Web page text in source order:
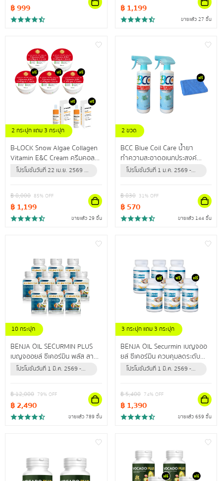
฿999 ฿1,199
ขายแล้ว 27 ชิ้น
2 กระปุก แถม 3 กระปุก
แถม เซรั่มวิตซี 2 ขวด
B-LOCK Snow Algae Collagen
Vitamin E&C Cream ครีมคอล
ลาเจนเข้มข้น เผยผิวกระชับเต่งตึง
โปรโมชั่นวันที่ 22 เม.ย. 2569 -
฿8,000 85% OFF
฿1,199
ขายแล้ว 29 ชิ้น
2 ขวด
แถม ผ้าไมโครไฟเบอร์ 1 ผืน
BCC Blue Coil Care น้ำยา
ทำความสะอาดอเนกประสงค์
สำหรับล้างแอร์ ใช้ทำความสะอาด
โปรโมชั่นวันที่ 1 ม.ค. 2569 -
฿830 31% OFF
฿570
ขายแล้ว 144 ชิ้น
10 กระปุก
BENJA OIL SECURMIN PLUS
เบญจออยล์ ซีเคอร์มิน พลัส สาร
สกัดจากธรรมชาติสูงสุด 12 ชนิด
โปรโมชั่นวันที่ 1 มี.ค. 2569 -
฿12,000 79% OFF
฿2,490
ขายแล้ว 789 ชิ้น
3 กระปุก แถม 3 กระปุก
BENJA OIL Securmin เบญจออ
ยล์ ซีเคอร์มิน ควบคุมลดระดับ
คอเลสเตอรอล ป้องกันข้อเข่าเสื่อม
โปรโมชั่นวันที่ 1 มี.ค. 2569 -
฿5,400 74% OFF
฿1,390
ขายแล้ว 659 ชิ้น